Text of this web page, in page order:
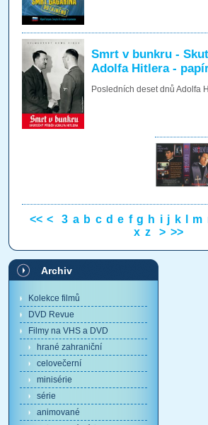
Smrt v bunkru -
Adolfa Hitlera -
Posledních deset dnů Adolfa
<< < 3 a b c d e f g h i j k m
x z > >>
Archiv
Kolekce filmů
DVD Revue
Filmy na VHS a DVD
hrané zahraniční
celovečerní
minisérie
série
animované